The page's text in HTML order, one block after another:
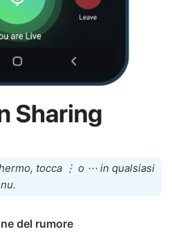
tocca ⋮ o ⋯ in qualsiasi
del rumore